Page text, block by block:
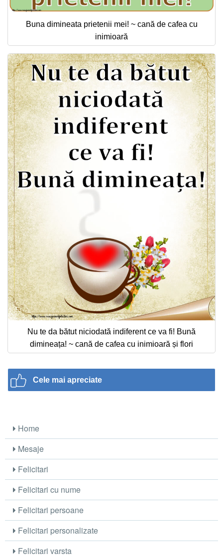
Buna dimineata prietenii mei! ~ cană de cafea cu
inimioară
Nu te da bătut niciodată indiferent ce va fi! Bună
dimineața! ~ cană de cafea cu inimioară și flori
Cele mai apreciate
Home
Mesaje
Felicitari
Felicitari cu nume
Felicitari persoane
Felicitari personalizate
Felicitari varsta